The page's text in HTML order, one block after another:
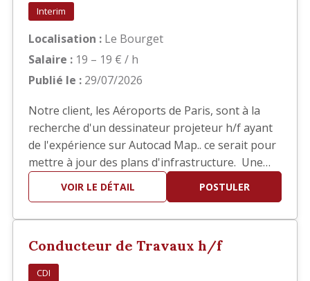
Interim
Localisation : Le Bourget
Salaire : 19 – 19 € / h
Publié le : 29/07/2026
Notre client, les Aéroports de Paris, sont à la
recherche d'un dessinateur projeteur h/f ayant
de l'expérience sur Autocad Map.. ce serait pour
mettre à jour des plans d'infrastructure. Une
bonne connaissance des SIG est demandée. Il
s'agit d'une mission d'intérim de 6 mois basée
VOIR LE DÉTAIL POSTULER
Conducteur de Travaux h/f
CDI